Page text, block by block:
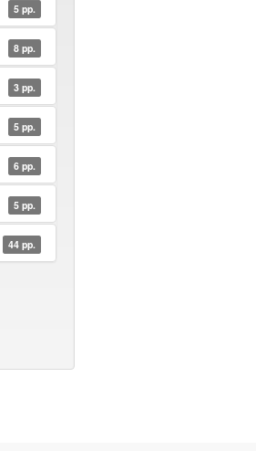
5 pp.
8 pp.
3 pp.
5 pp.
6 pp.
5 pp.
44 pp.